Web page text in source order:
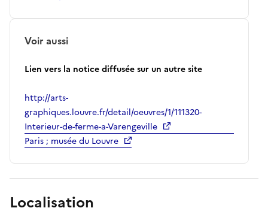
Voir aussi
Lien vers la notice diffusée sur un autre site
http://arts-
graphiques.louvre.fr/detail/oeuvres/1/111320-
Interieur-de-ferme-a-Varengeville
Paris ; musée du Louvre
Localisation